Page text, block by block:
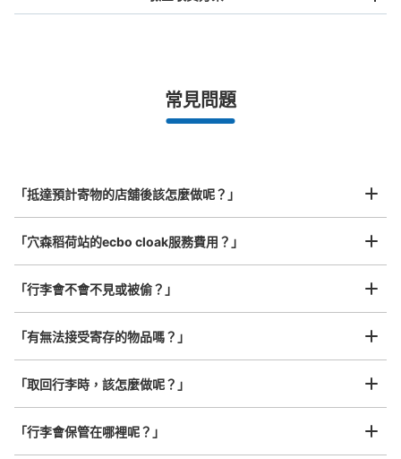
事先用手機預約
指定的日期和時間
工作人員拍完行李照片後
全國有1,000家以上合作店鋪
我們與許多地點方便的車站內店舖以及24小時營業的店鋪合作。
最長邊未滿45cm的行李（小型背包、手提包、手提行李
¥800/日
常見問題
「抵達預計寄物的店舖後該怎麼做呢？」
「穴森稻荷站的ecbo cloak服務費用？」
「行李會不會不見或被偷？」
「有無法接受寄存的物品嗎？」
「取回行李時，該怎麼做呢？」
「行李會保管在哪裡呢？」